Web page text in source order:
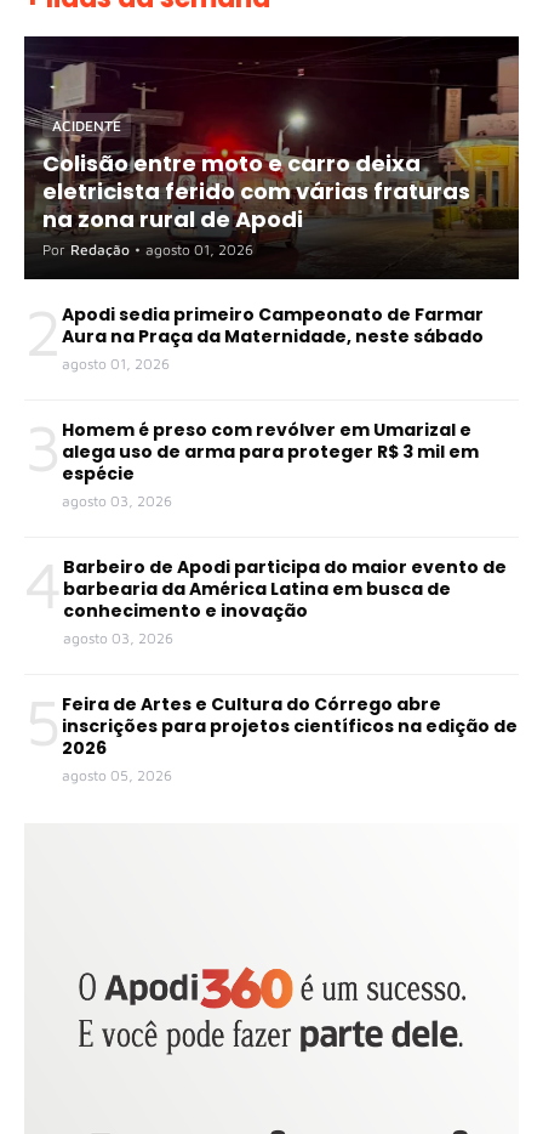
ACIDENTE
Colisão entre moto e carro deixa
eletricista ferido com várias fraturas
na zona rural de Apodi
Por Redação • agosto 01, 2026
2 Apodi sedia primeiro Campeonato de Farmar
Aura na Praça da Maternidade, neste sábado
agosto 01, 2026
3 Homem é preso com revólver em Umarizal e
alega uso de arma para proteger R$ 3 mil em
espécie
agosto 03, 2026
4 Barbeiro de Apodi participa do maior evento de
barbearia da América Latina em busca de
conhecimento e inovação
agosto 03, 2026
5 Feira de Artes e Cultura do Córrego abre
inscrições para projetos científicos na edição de
2026
agosto 05, 2026